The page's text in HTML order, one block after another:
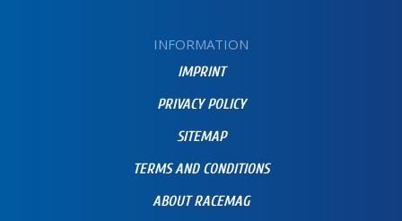
INFORMATION
IMPRINT
PRIVACY POLICY
SITEMAP
TERMS AND CONDITIONS
ABOUT RACEMAG